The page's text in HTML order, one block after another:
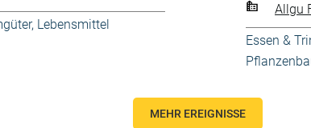
, Lebensmittel
Allgu
Essen &
MEHR EREIGNISSE